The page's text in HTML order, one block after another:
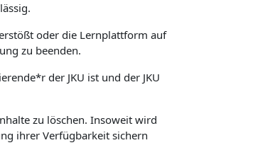
oder die Lernplattform auf
zu beenden.
der JKU ist und der JKU
zu löschen. Insoweit wird
ihrer Verfügbarkeit sichern